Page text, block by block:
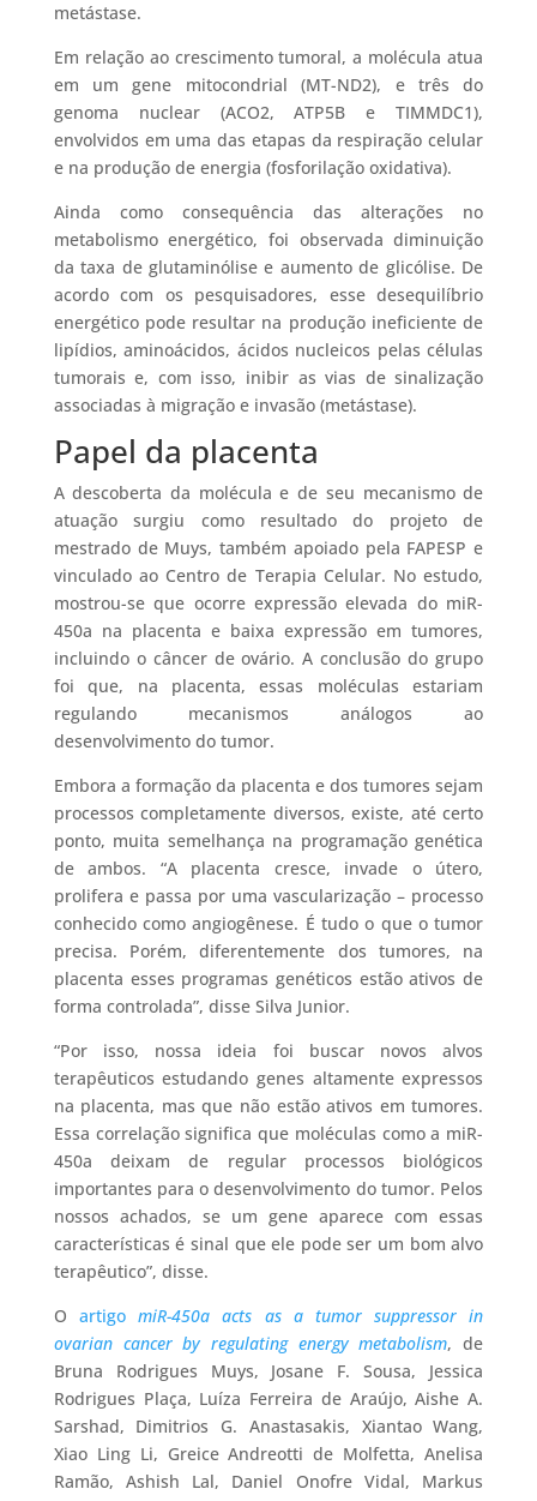
metástase.
Em relação ao crescimento tumoral, a molécula atua
em um gene mitocondrial (MT-ND2), e três do
genoma nuclear (ACO2, ATP5B e TIMMDC1),
envolvidos em uma das etapas da respiração celular
e na produção de energia (fosforilação oxidativa).
Ainda como consequência das alterações no
metabolismo energético, foi observada diminuição
da taxa de glutaminólise e aumento de glicólise. De
acordo com os pesquisadores, esse desequilíbrio
energético pode resultar na produção ineficiente de
lipídios, aminoácidos, ácidos nucleicos pelas células
tumorais e, com isso, inibir as vias de sinalização
associadas à migração e invasão (metástase).
Papel da placenta
A descoberta da molécula e de seu mecanismo de
atuação surgiu como resultado do projeto de
mestrado de Muys, também apoiado pela FAPESP e
vinculado ao Centro de Terapia Celular. No estudo,
mostrou-se que ocorre expressão elevada do miR-
450a na placenta e baixa expressão em tumores,
incluindo o câncer de ovário. A conclusão do grupo
foi que, na placenta, essas moléculas estariam
regulando mecanismos análogos ao
desenvolvimento do tumor.
Embora a formação da placenta e dos tumores sejam
processos completamente diversos, existe, até certo
ponto, muita semelhança na programação genética
de ambos. “A placenta cresce, invade o útero,
prolifera e passa por uma vascularização – processo
conhecido como angiogênese. É tudo o que o tumor
precisa. Porém, diferentemente dos tumores, na
placenta esses programas genéticos estão ativos de
forma controlada”, disse Silva Junior.
“Por isso, nossa ideia foi buscar novos alvos
terapêuticos estudando genes altamente expressos
na placenta, mas que não estão ativos em tumores.
Essa correlação significa que moléculas como a miR-
450a deixam de regular processos biológicos
importantes para o desenvolvimento do tumor. Pelos
nossos achados, se um gene aparece com essas
características é sinal que ele pode ser um bom alvo
terapêutico”, disse.
O artigo miR-450a acts as a tumor suppressor in
ovarian cancer by regulating energy metabolism, de
Bruna Rodrigues Muys, Josane F. Sousa, Jessica
Rodrigues Plaça, Luíza Ferreira de Araújo, Aishe A.
Sarshad, Dimitrios G. Anastasakis, Xiantao Wang,
Xiao Ling Li, Greice Andreotti de Molfetta, Anelisa
Ramão, Ashish Lal, Daniel Onofre Vidal, Markus